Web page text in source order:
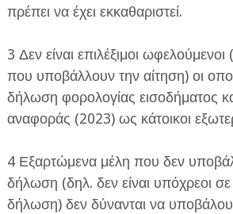
πρέπει να έχει εκκαθαριστεί.
3 Δεν είναι επιλέξιμοι
που υποβάλλουν την αίτηση) οι
δήλωση φορολογίας εισοδήματος
αναφοράς (2023) ως κάτοικοι
4 Εξαρτώμενα μέλη που δεν
δήλωση (δηλ. δεν είναι υπόχρεοι σε
δήλωση) δεν δύνανται να